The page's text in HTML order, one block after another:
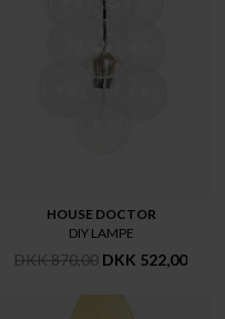
HOUSE DOCTOR
DIY LAMPE
DKK 870,00 DKK 522,00